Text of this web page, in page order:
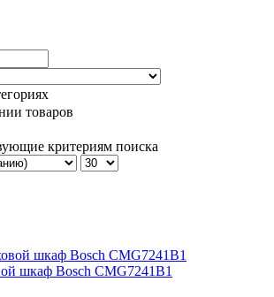
товаров
критериям поиска
шкаф Bosch CMG7241B1